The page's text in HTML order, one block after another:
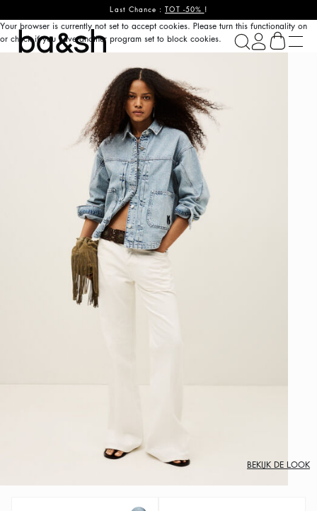
Last Chance : TOT -50% !
ba&sh
Your browser is currently not set to accept cookies. Please turn this functionality on
or check if you have another program set to block cookies.
BEKIJK DE LOOK